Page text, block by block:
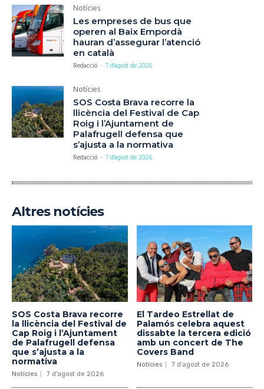
Notícies
Les empreses de bus que
operen al Baix Empordà
hauran d’assegurar l’atenció
en català
Redacció - 7 d'agost de 2026
Notícies
SOS Costa Brava recorre la
llicència del Festival de Cap
Roig i l’Ajuntament de
Palafrugell defensa que
s’ajusta a la normativa
Redacció - 7 d'agost de 2026
Altres notícies
SOS Costa Brava recorre
la llicència del Festival de
Cap Roig i l’Ajuntament
de Palafrugell defensa
que s’ajusta a la
normativa
Notícies 7 d'agost de 2026
El Tardeo Estrellat de
Palamós celebra aquest
dissabte la tercera edició
amb un concert de The
Covers Band
Notícies 7 d'agost de 2026